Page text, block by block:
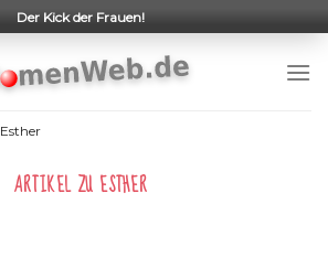
Der Kick der Frauen!
Esther
ARTIKEL ZU ESTHER